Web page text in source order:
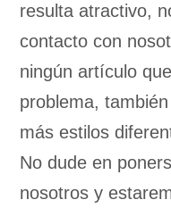
resulta atractivo,
contacto con
ningún artículo
problema,
más estilos
No dude en
nosotros y